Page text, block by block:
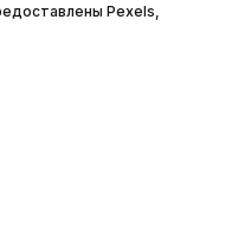
Pexels,